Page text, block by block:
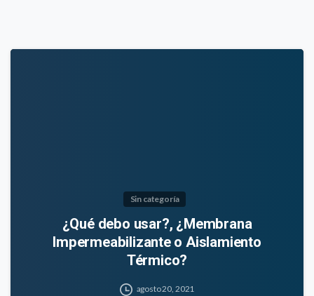
Sin categoría
¿Qué debo usar?, ¿Membrana
Impermeabilizante o Aislamiento
Térmico?
agosto 20, 2021